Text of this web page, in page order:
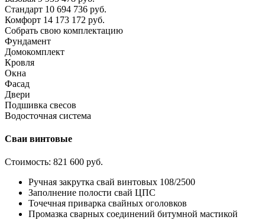
Стандарт 10 694 736 руб.
Комфорт 14 173 172 руб.
Собрать свою комплектацию
Фундамент
Домокомплект
Кровля
Окна
Фасад
Двери
Подшивка свесов
Водосточная система
Сваи винтовые
Стоимость: 821 600 руб.
Ручная закрутка свай винтовых 108/2500
Заполнение полости свай ЦПС
Точечная приварка свайных оголовков
Промазка сварных соединений битумной мастикой